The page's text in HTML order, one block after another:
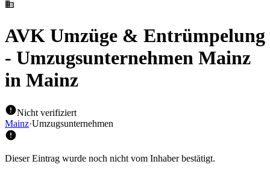
AVK Umzüge & Entrümpelung
- Umzugsunternehmen Mainz
in Mainz
Nicht verifiziert
Mainz·Umzugsunternehmen
Dieser Eintrag wurde noch nicht vom Inhaber bestätigt.